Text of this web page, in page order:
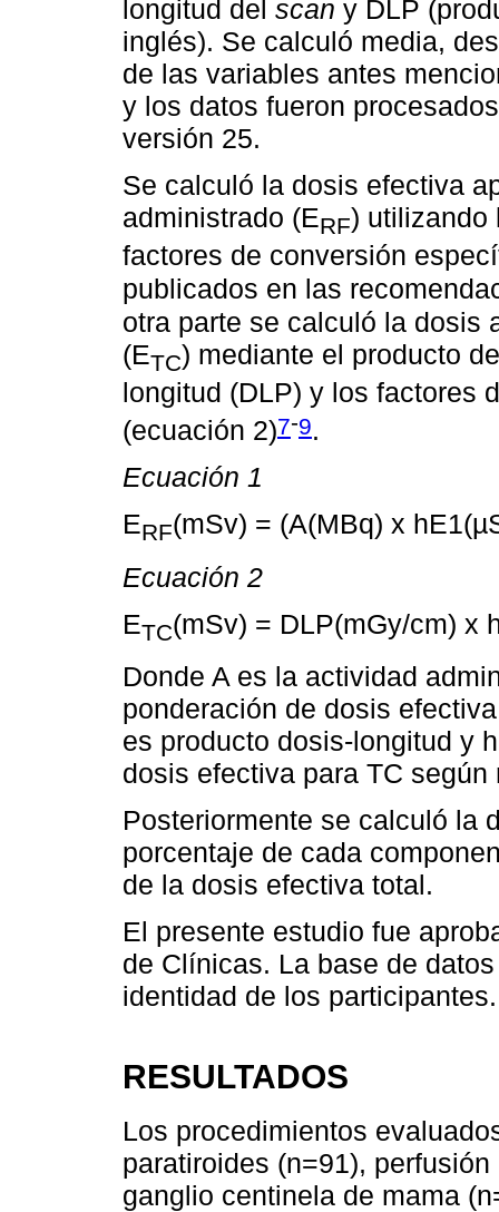
longitud del scan y DLP
inglés). Se calculó media,
de las variables antes
y los datos fueron
versión 25.
Se calculó la dosis efectiva
administrado (ERF) utilizando
factores de conversión
publicados en las
otra parte se calculó la dosis
(ETC) mediante el producto
longitud (DLP) y los factores
(ecuación 2)7-9.⁠
Ecuación 1
ERF(mSv) = (A(MBq) x
Ecuación 2
ETC(mSv) = DLP(mGy/cm) x
Donde A es la actividad
ponderación de dosis
es producto dosis-longitud y
dosis efectiva para TC según
Posteriormente se calculó la
porcentaje de cada
de la dosis efectiva total.
El presente estudio fue
de Clínicas. La base de
identidad de los participantes.
RESULTADOS
Los procedimientos
paratiroides (n=91),
ganglio centinela de mama